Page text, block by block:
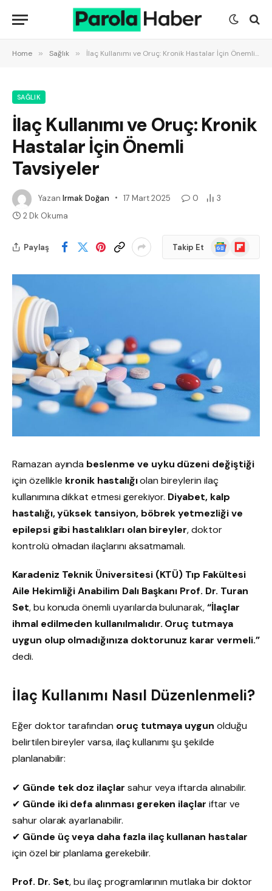
Home » Sağlık » İlaç Kullanımı ve Oruç: Kronik Hastalar İçin Önemli Tavsiyeler
SAĞLIK
İlaç Kullanımı ve Oruç: Kronik
Hastalar İçin Önemli
Tavsiyeler
Yazan Irmak Doğan 17 Mart 2025 0
3
2 Dk Okuma
Paylaş Takip Et
Google
News
Flipboard
Ramazan ayında beslenme ve uyku düzeni değiştiği
için özellikle kronik hastalığıolan bireylerin ilaç
kullanımına dikkat etmesi gerekiyor. Diyabet, kalp
hastalığı, yüksek tansiyon, böbrek yetmezliği ve
epilepsi gibi hastalıkları olan bireyler, doktor
kontrolü olmadan ilaçlarını aksatmamalı.
Karadeniz Teknik Üniversitesi (KTÜ) Tıp Fakültesi
Aile Hekimliği Anabilim Dalı Başkanı Prof. Dr. Turan
Set, bu konuda önemli uyarılarda bulunarak,“İlaçlar
ihmal edilmeden kullanılmalıdır. Oruç tutmaya
uygun olup olmadığınıza doktorunuz karar vermeli.”
dedi.
İlaç Kullanımı Nasıl Düzenlenmeli?
Eğer doktor tarafından oruç tutmaya uygun olduğu
belirtilen bireyler varsa, ilaç kullanımı şu şekilde
planlanabilir:
✔ Günde tek doz ilaçlar sahur veya iftarda alınabilir.
✔ Günde iki defa alınması gereken ilaçlar iftar ve
sahur olarak ayarlanabilir.
✔ Günde üç veya daha fazla ilaç kullanan hastalar
için özel bir planlama gerekebilir.
Prof. Dr. Set, bu ilaç programlarının mutlaka bir doktor